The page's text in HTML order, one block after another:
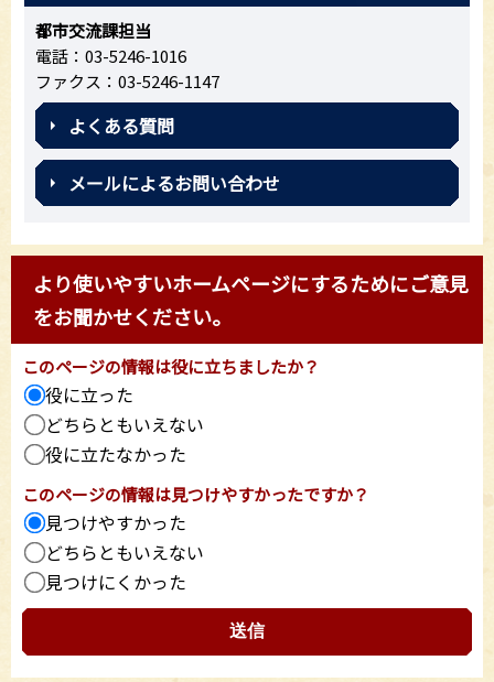
都市交流課担当
電話：03-5246-1016
ファクス：03-5246-1147
よくある質問
メールによるお問い合わせ
より使いやすいホームページにするためにご意見
をお聞かせください。
このページの情報は役に立ちましたか？
役に立った
どちらともいえない
役に立たなかった
このページの情報は見つけやすかったですか？
見つけやすかった
どちらともいえない
見つけにくかった